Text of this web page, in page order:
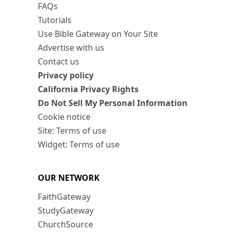
FAQs
Tutorials
Use Bible Gateway on Your Site
Advertise with us
Contact us
Privacy policy
California Privacy Rights
Do Not Sell My Personal Information
Cookie notice
Site: Terms of use
Widget: Terms of use
OUR NETWORK
FaithGateway
StudyGateway
ChurchSource